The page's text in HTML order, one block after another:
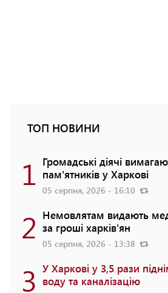
ТОП НОВИНИ
1 Громадські діячі
пам'ятників у Харкові
05 серпня, 2026 - 16:10
2 Немовлятам видають
за гроші харків'ян
05 серпня, 2026 - 13:38
3 У Харкові у 3,5 рази
воду та каналізацію